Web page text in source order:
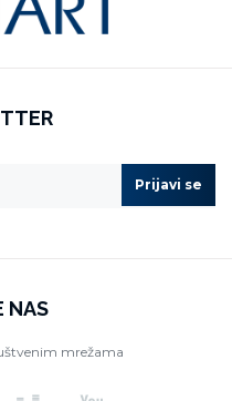
Prijavi se
NAS
mrežama